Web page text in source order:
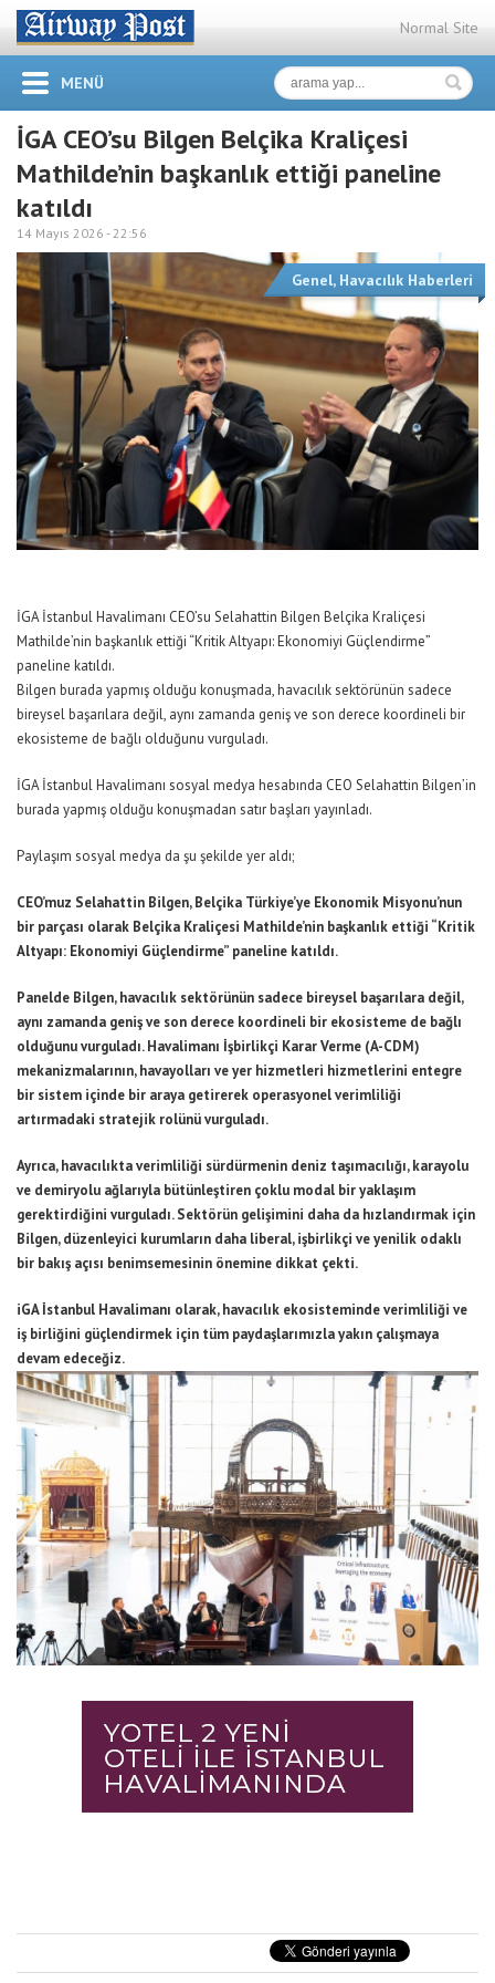
Normal Site
MENÜ
İGA CEO’su Bilgen Belçika Kraliçesi
Mathilde’nin başkanlık ettiği paneline
katıldı
14 Mayıs 2026 -22:56
Genel, Havacılık Haberleri
İGA İstanbul Havalimanı CEO’su Selahattin Bilgen Belçika Kraliçesi
Mathilde’nin başkanlık ettiği “Kritik Altyapı: Ekonomiyi Güçlendirme”
paneline katıldı.
Bilgen burada yapmış olduğu konuşmada, havacılık sektörünün sadece
bireysel başarılara değil, aynı zamanda geniş ve son derece koordineli bir
ekosisteme de bağlı olduğunu vurguladı.
İGA İstanbul Havalimanı sosyal medya hesabında CEO Selahattin Bilgen’in
burada yapmış olduğu konuşmadan satır başları yayınladı.
Paylaşım sosyal medya da şu şekilde yer aldı;
CEO’muz Selahattin Bilgen, Belçika Türkiye’ye Ekonomik Misyonu’nun
bir parçası olarak Belçika Kraliçesi Mathilde’nin başkanlık ettiği “Kritik
Altyapı: Ekonomiyi Güçlendirme” paneline katıldı.
Panelde Bilgen, havacılık sektörünün sadece bireysel başarılara değil,
aynı zamanda geniş ve son derece koordineli bir ekosisteme de bağlı
olduğunu vurguladı. Havalimanı İşbirlikçi Karar Verme (A-CDM)
mekanizmalarının, havayolları ve yer hizmetleri hizmetlerini entegre
bir sistem içinde bir araya getirerek operasyonel verimliliği
artırmadaki stratejik rolünü vurguladı.
Ayrıca, havacılıkta verimliliği sürdürmenin deniz taşımacılığı, karayolu
ve demiryolu ağlarıyla bütünleştiren çoklu modal bir yaklaşım
gerektirdiğini vurguladı. Sektörün gelişimini daha da hızlandırmak için
Bilgen, düzenleyici kurumların daha liberal, işbirlikçi ve yenilik odaklı
bir bakış açısı benimsemesinin önemine dikkat çekti.
iGA İstanbul Havalimanı olarak, havacılık ekosisteminde verimliliği ve
iş birliğini güçlendirmek için tüm paydaşlarımızla yakın çalışmaya
devam edeceğiz.